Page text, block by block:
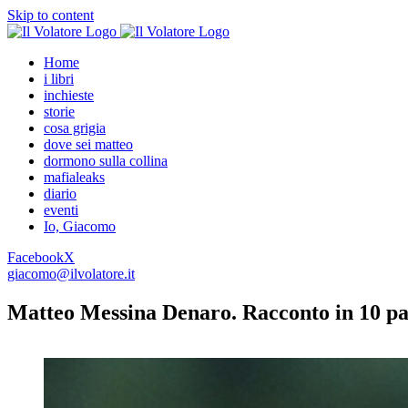
Skip to content
Home
i libri
inchieste
storie
cosa grigia
dove sei matteo
dormono sulla collina
mafialeaks
diario
eventi
Io, Giacomo
FacebookX
giacomo@ilvolatore.it
Matteo Messina Denaro. Racconto in 10